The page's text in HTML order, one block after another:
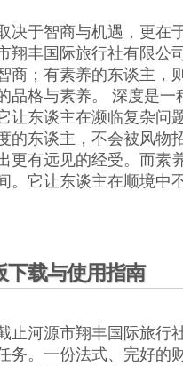
决于智商与机遇，更在
翔丰国际旅行社有限公
商；有素养的东谈主，
品格与素养。 深度是一
让东谈主在濒临复杂问
的东谈主，不会被风物
更有远见的经受。而素
。它让东谈主在顺境中
下载与使用指南
止河源市翔丰国际旅行
务。一份法式、完好的